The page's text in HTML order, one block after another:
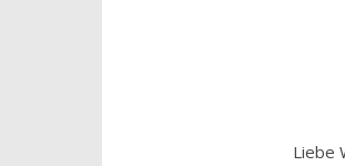
Liebe